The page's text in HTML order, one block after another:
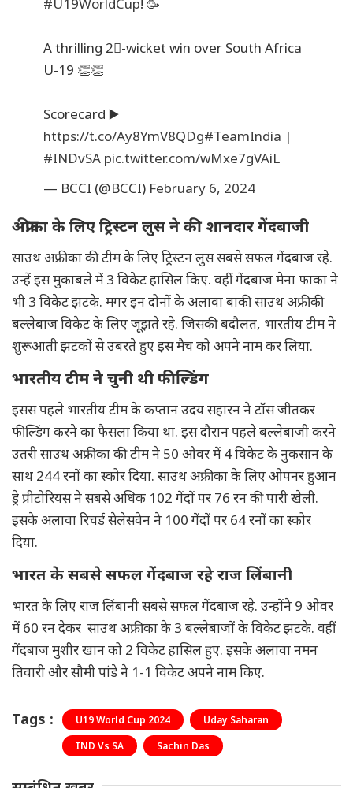
A thrilling 2⃣-wicket win over South Africa
U-19 👏👏
Scorecard ▶️
https://t.co/Ay8YmV8QDg#TeamIndia |
#INDvSA pic.twitter.com/wMxe7gVAiL
— BCCI (@BCCI) February 6, 2024
अफ्रीका के लिए ट्रिस्टन लुस ने की शानदार गेंदबाजी
साउथ अफ्रीका की टीम के लिए ट्रिस्टन लुस सबसे सफल गेंदबाज रहे.
उन्हें इस मुकाबले में 3 विकेट हासिल किए. वहीं गेंदबाज मेना फाका ने
भी 3 विकेट झटके. मगर इन दोनों के अलावा बाकी साउथ अफ्रीकी
बल्लेबाज विकेट के लिए जूझते रहे. जिसकी बदौलत, भारतीय टीम ने
शुरूआती झटकों से उबरते हुए इस मैच को अपने नाम कर लिया.
भारतीय टीम ने चुनी थी फील्डिंग
इसस पहले भारतीय टीम के कप्तान उदय सहारन ने टॉस जीतकर
फील्डिंग करने का फैसला किया था. इस दौरान पहले बल्लेबाजी करने
उतरी साउथ अफ्रीका की टीम ने 50 ओवर में 4 विकेट के नुकसान के
साथ 244 रनों का स्कोर दिया. साउथ अफ्रीका के लिए ओपनर हुआन
ड्रे प्रीटोरियस ने सबसे अधिक 102 गेंदों पर 76 रन की पारी खेली.
इसके अलावा रिचर्ड सेलेसवेन ने 100 गेंदों पर 64 रनों का स्कोर
दिया.
भारत के सबसे सफल गेंदबाज रहे राज लिंबानी
भारत के लिए राज लिंबानी सबसे सफल गेंदबाज रहे. उन्होंने 9 ओवर
में 60 रन देकर साउथ अफ्रीका के 3 बल्लेबाजों के विकेट झटके. वहीं
गेंदबाज मुशीर खान को 2 विकेट हासिल हुए. इसके अलावा नमन
तिवारी और सौमी पांडे ने 1-1 विकेट अपने नाम किए.
Tags : U19 World Cup 2024
Uday Saharan
IND Vs SA
Sachin Das